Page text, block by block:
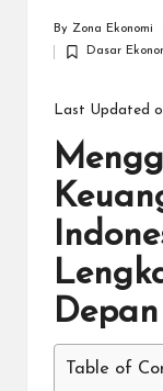
by
By Zona Ekonomi
Posted
Dasar
Last Updated
Table of